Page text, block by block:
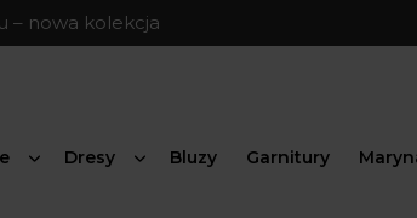
– nowa kolekcja
Dresy Bluzy Garnitury